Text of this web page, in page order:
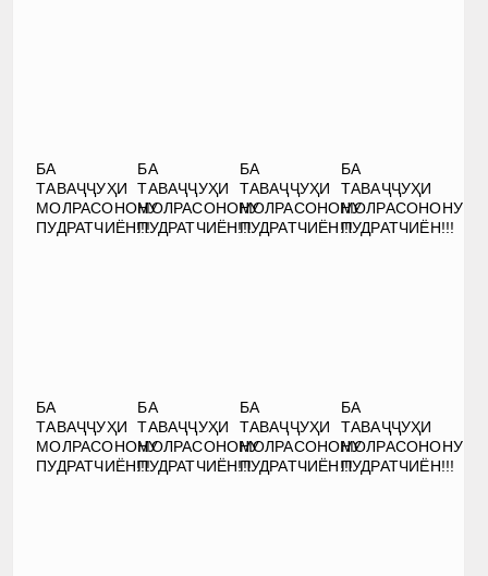
БА
ТАВАҶҶУҲИ
МОЛРАСОНОНУ
ПУДРАТЧИЁН!!!
БА
ТАВАҶҶУҲИ
МОЛРАСОНОНУ
ПУДРАТЧИЁН!!!
БА
ТАВАҶҶУҲИ
МОЛРАСОНОНУ
ПУДРАТЧИЁН!!!
БА
ТАВАҶҶУҲИ
МОЛРАСОНОНУ
ПУДРАТЧИЁН!!!
БА
ТАВАҶҶУҲИ
МОЛРАСОНОНУ
ПУДРАТЧИЁН!!!
БА
ТАВАҶҶУҲИ
МОЛРАСОНОНУ
ПУДРАТЧИЁН!!!
БА
ТАВАҶҶУҲИ
МОЛРАСОНОНУ
ПУДРАТЧИЁН!!!
БА
ТАВАҶҶУҲИ
МОЛРАСОНОНУ
ПУДРАТЧИЁН!!!